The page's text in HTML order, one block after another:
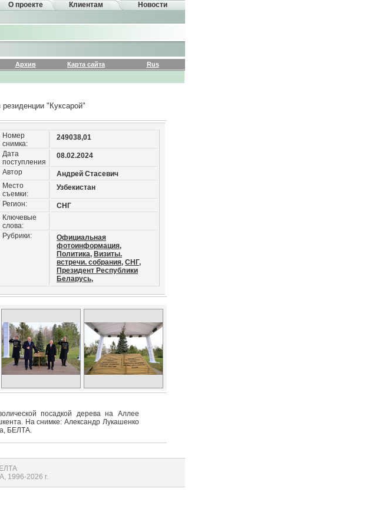
О проекте Клиентам Новости
Архив Карта сайта
Rus
"Куксарой"
Номер
снимка:
249038,01
Дата
поступления
08.02.2024
Автор
Андрей Стасевич
Место
съемки:
Узбекистан
Регион:
СНГ
Ключевые
слова:
Рубрики:
Официальная
фотоинформация,
Политика, Визиты.
встречи. собрания, СНГ,
Президент Республики
Беларусь,
посадкой дерева на Аллее
На снимке: Александр Лукашенко
БЕЛТА.
1996-2026 г.